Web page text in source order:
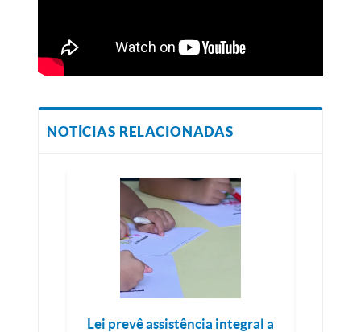
NOTÍCIAS RELACIONADAS
Lei prevê assistência integral a